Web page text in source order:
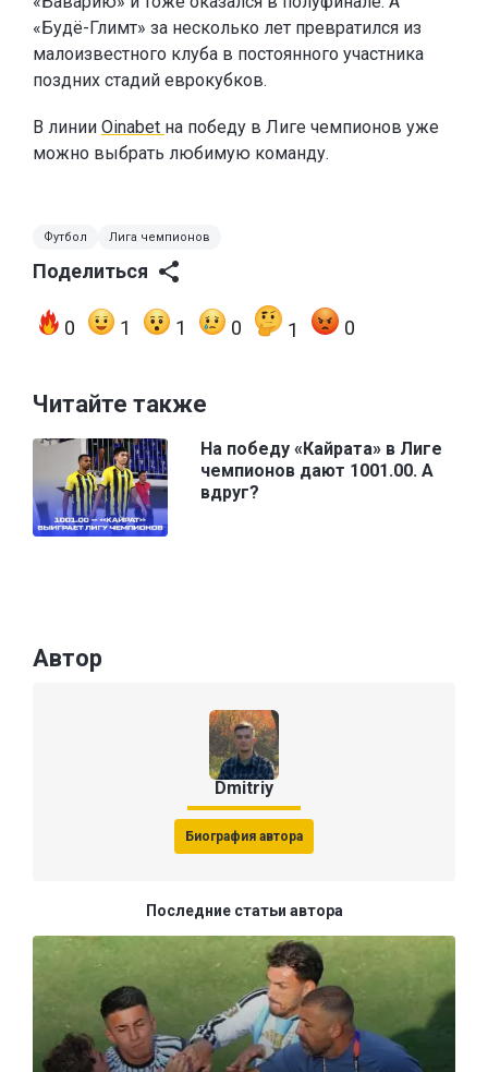
«Будё-Глимт» за несколько лет превратился из
малоизвестного клуба в постоянного участника
поздних стадий еврокубков.
В линии Oinabet на победу в Лиге чемпионов уже
можно выбрать любимую команду.
Футбол Лига чемпионов
Поделиться
0 1 1 0 1 0
Читайте также
На победу «Кайрата» в Лиге
чемпионов дают 1001.00. А
вдруг?
Автор
Dmitriy
Биография автора
Последние статьи автора